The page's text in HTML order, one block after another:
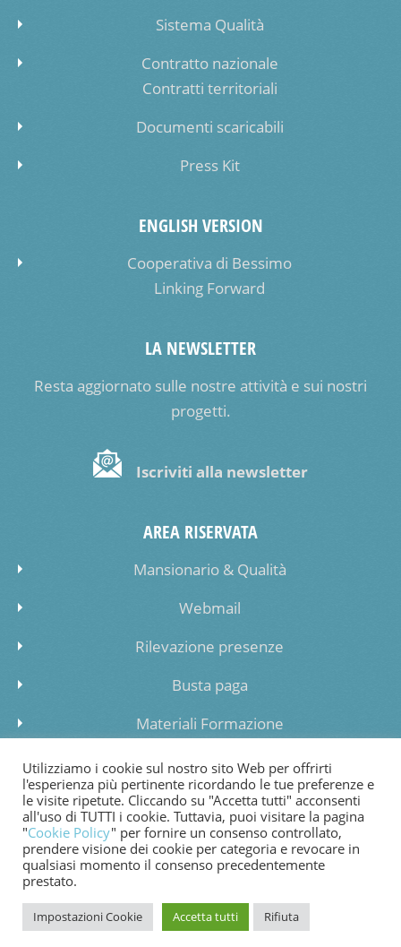
Sistema Qualità
Contratto nazionale
Contratti territoriali
Documenti scaricabili
Press Kit
ENGLISH VERSION
Cooperativa di Bessimo
Linking Forward
LA NEWSLETTER
Resta aggiornato sulle nostre attività e sui nostri
progetti.
Iscriviti alla newsletter
AREA RISERVATA
Mansionario & Qualità
Webmail
Rilevazione presenze
Busta paga
Materiali Formazione
Inserimento dati lista di attesa
COOKIE POLICY PRIVACY POLICY
WHISTLEBLOWING
© 2024 Copyright Cooperativa di Bessimo
Utilizziamo i cookie sul nostro sito Web per offrirti
l'esperienza più pertinente ricordando le tue preferenze e
le visite ripetute. Cliccando su "Accetta tutti" acconsenti
all'uso di TUTTI i cookie. Tuttavia, puoi visitare la pagina
"Cookie Policy" per fornire un consenso controllato,
prendere visione dei cookie per categoria e revocare in
qualsiasi momento il consenso precedentemente
prestato.
Impostazioni Cookie Accetta tutti Rifiuta